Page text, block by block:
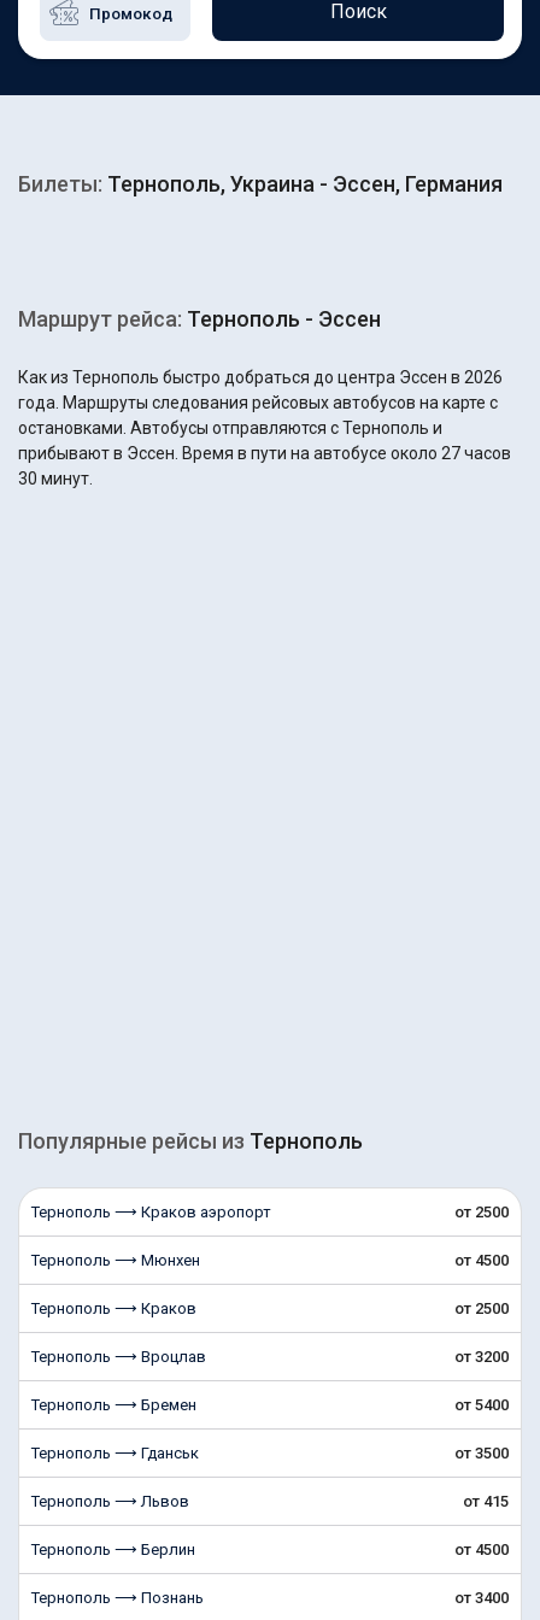
Поиск
Билеты: Тернополь, Украина - Эссен, Германия
Маршрут рейса: Тернополь - Эссен
Как из Тернополь быстро добраться до центра Эссен в 2026
года. Маршруты следования рейсовых автобусов на карте с
остановками. Автобусы отправляются с Тернополь и
прибывают в Эссен. Время в пути на автобусе около 27 часов
30 минут.
Популярные рейсы из Тернополь
Тернополь ⟶ Краков аэропорт от 2500
Тернополь ⟶ Мюнхен от 4500
Тернополь ⟶ Краков от 2500
Тернополь ⟶ Вроцлав от 3200
Тернополь ⟶ Бремен от 5400
Тернополь ⟶ Гданськ от 3500
Тернополь ⟶ Львов от 415
Тернополь ⟶ Берлин от 4500
Тернополь ⟶ Познань от 3400